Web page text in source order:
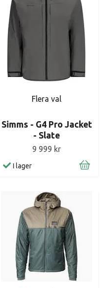
Flera val
Simms - G4 Pro Jacket
- Slate
9 999 kr
I lager